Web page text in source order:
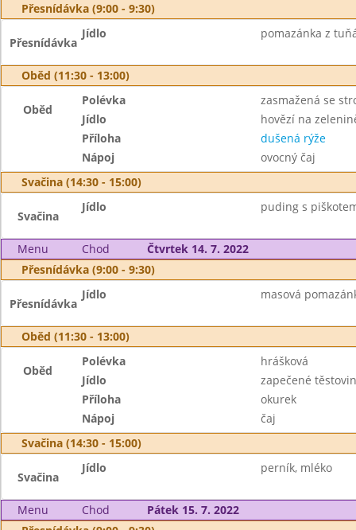
Přesnídávka (9:00 - 9:30)
Přesnídávka
Jídlo pomazánka z
Oběd (11:30 - 13:00)
Oběd
Polévka
zasmažená se
Jídlo
hovězí na
Příloha
dušená rýže
Nápoj
ovocný čaj
Svačina (14:30 - 15:00)
Svačina
Jídlo puding s
Menu Chod
Čtvrtek 14. 7. 2022
Přesnídávka (9:00 - 9:30)
Přesnídávka
Jídlo masová
Oběd (11:30 - 13:00)
Oběd
Polévka
hrášková
Jídlo
zapečené
Příloha
okurek
Nápoj
čaj
Svačina (14:30 - 15:00)
Svačina
Jídlo perník, mléko
Menu Chod
Pátek 15. 7. 2022